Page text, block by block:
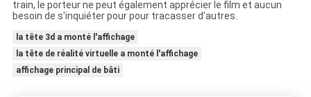
train, le porteur ne peut également apprécier le film et aucun
besoin de s'inquiéter pour pour tracasser d'autres.
la tête 3d a monté l'affichage
la tête de réalité virtuelle a monté l'affichage
affichage principal de bâti